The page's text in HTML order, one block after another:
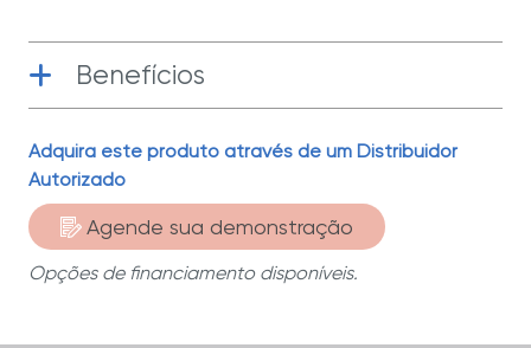
Benefícios
Aço inoxidável de grau cirúrgico|
para cozinhar.
50 anos de garantia limitada
para te acompanhar e estar ao seu lado
Adquira este produto através de um Distribuidor
Autorizado
Agende sua demonstração
Opções de financiamento disponíveis.